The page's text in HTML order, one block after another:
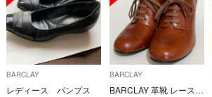
BARCLAY
レディース パンプス
BARCLAY
BARCLAY 革靴 レースアップブーティー 24.5cm